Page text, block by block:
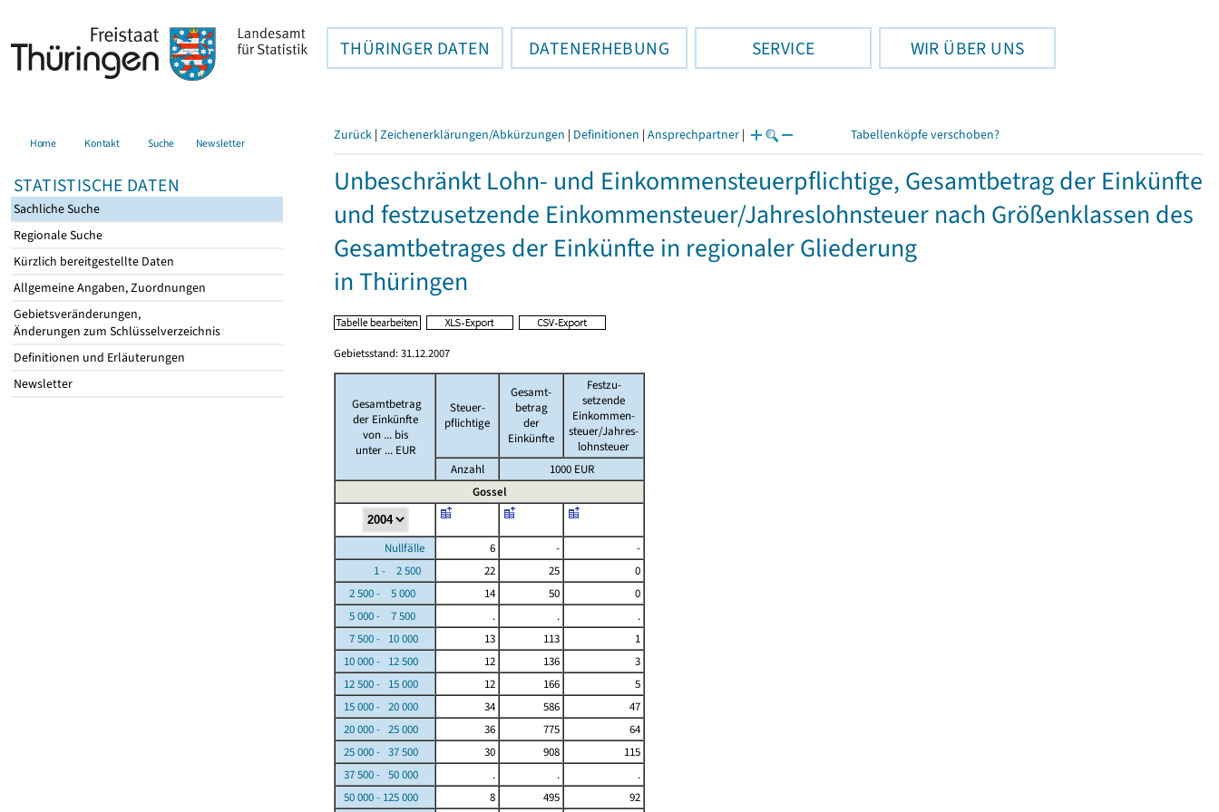
THÜRINGER DATEN DATENERHEBUNG SERVICE WIR ÜBER UNS
Home Kontakt Suche Newsletter
STATISTISCHE DATEN
Sachliche Suche
Regionale Suche
Kürzlich bereitgestellte Daten
Allgemeine Angaben, Zuordnungen
Gebietsveränderungen,
Änderungen zum Schlüsselverzeichnis
Definitionen und Erläuterungen
Newsletter
Zurück | Zeichenerklärungen/Abkürzungen | Definitionen | Ansprechpartner | Tabellenköpfe verschoben?
Unbeschränkt Lohn- und Einkommensteuerpflichtige, Gesamtbetrag der Einkünfte
und festzusetzende Einkommensteuer/Jahreslohnsteuer nach Größenklassen des
Gesamtbetrages der Einkünfte in regionaler Gliederung
in Thüringen
Gebietsstand: 31.12.2007
Gesamtbetrag
der Einkünfte
von ... bis
unter ... EUR
Steuer-
pflichtige
Gesamt-
betrag
der
Einkünfte
Festzu-
setzende
Einkommen-
steuer/Jahres-
lohnsteuer
Anzahl
1000 EUR
Gossel
Nullfälle 6 -
-
1 - 2 500
22 25
0
2 500 - 5 000
14 50
0
5 000 - 7 500
. .
.
7 500 - 10 000
13 113
1
10 000 - 12 500
12 136
3
12 500 - 15 000
12 166
5
15 000 - 20 000
34 586
47
20 000 - 25 000
36 775
64
25 000 - 37 500
30 908
115
37 500 - 50 000
. .
.
50 000 - 125 000
8 495 92